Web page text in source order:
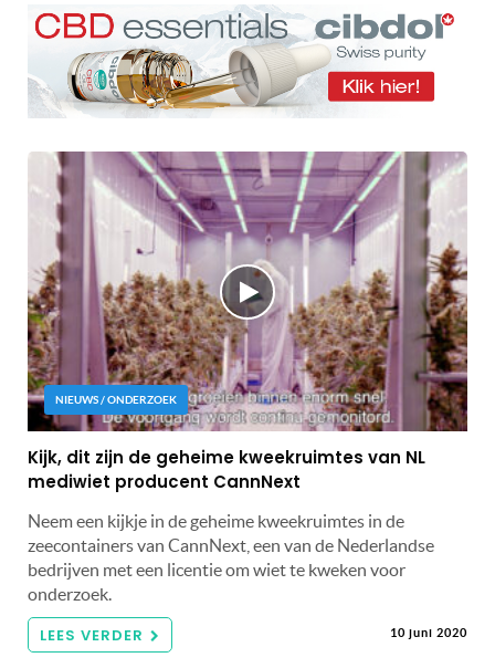
NIEUWS / ONDERZOEK
Kijk, dit zijn de geheime kweekruimtes van NL
mediwiet producent CannNext
Neem een kijkje in de geheime kweekruimtes in de
zeecontainers van CannNext, een van de Nederlandse
bedrijven met een licentie om wiet te kweken voor
onderzoek.
LEES VERDER 10 juni 2020